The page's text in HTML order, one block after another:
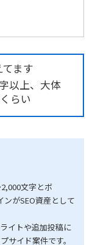
ます
以上、大体
らい
文字とボ
ンがSEO資産として
イトや追加投稿に
サイド案件です。